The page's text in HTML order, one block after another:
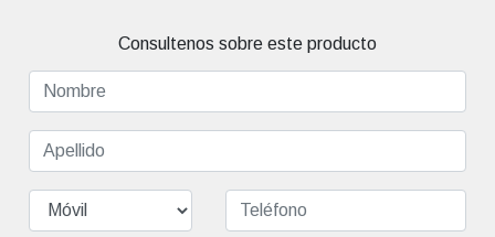
Consultenos sobre este producto